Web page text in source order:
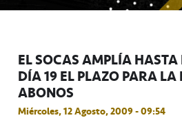
EL SOCAS AMPLÍA HASTA
DÍA 19 EL PLAZO PARA
ABONOS
Miércoles, 12 Agosto, 2009 - 09:54